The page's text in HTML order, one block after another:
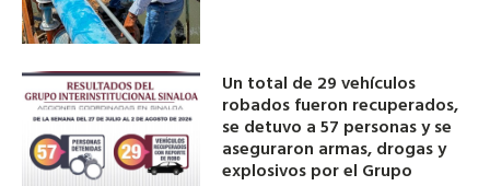
Un total de 29 vehículos
robados fueron recuperados,
se detuvo a 57 personas y se
aseguraron armas, drogas y
explosivos por el Grupo